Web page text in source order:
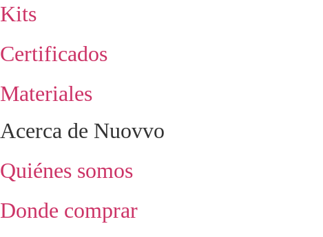
Kits
Certificados
Materiales
Acerca de Nuovvo
Quiénes somos
Donde comprar